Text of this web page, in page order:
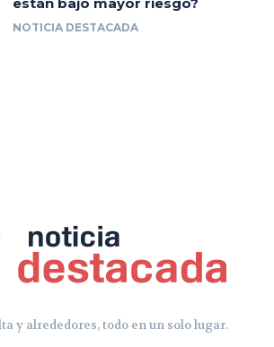
y alrededores, todo en un solo lugar.